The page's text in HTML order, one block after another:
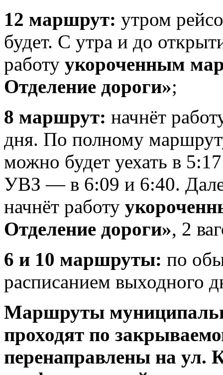
12 маршрут: утром
будет. С утра и до
работу укороченным
Отделение дороги»;
8 маршрут: начнёт
дня. По полному
можно будет уехать в
УВЗ — в 6:09 и 6:40.
начнёт работу
Отделение дороги», 2
6 и 10 маршруты: по
расписанием выходного
Маршруты
проходят по
перенаправлены на ул.